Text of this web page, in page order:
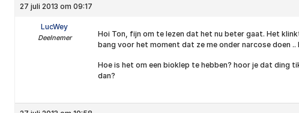
27 juli 2013 om 09:17
LucWey
Deelnemer
Hoi Ton, fijn om te lezen dat het nu beter gaat. Het
bang voor het moment dat ze me onder narcose doen
Hoe is het om een bioklep te hebben? hoor je dat ding
dan?